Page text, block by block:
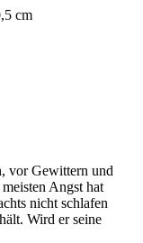
cm
vor Gewittern und
Angst hat
nicht schlafen
Wird er seine